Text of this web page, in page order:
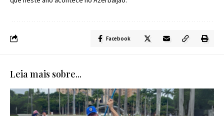
Facebook
Leia mais sobre...